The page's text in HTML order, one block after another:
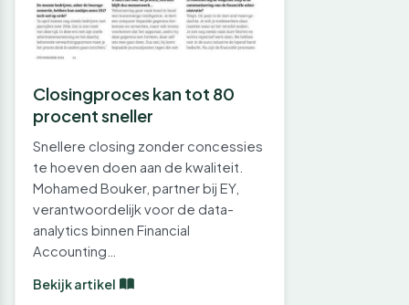
Closingproces kan tot 80
procent sneller
Snellere closing zonder concessies
te hoeven doen aan de kwaliteit.
Mohamed Bouker, partner bij EY,
verantwoordelijk voor de data-
analytics binnen Financial
Accounting…
Bekijk artikel